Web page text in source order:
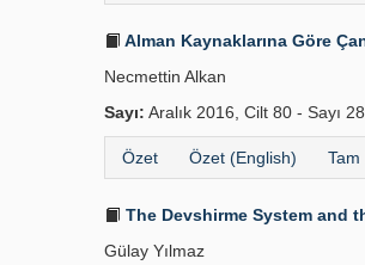
Alman Kaynaklarına Göre
Necmettin Alkan
Sayı: Aralık 2016, Cilt 80 - Sayı
Özet Özet (English) Tam
The Devshirme System and
Gülay Yılmaz